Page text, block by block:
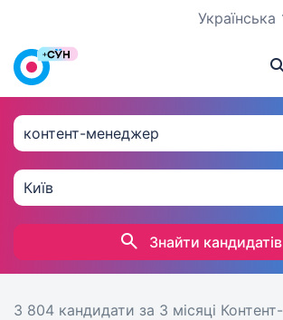
Українська
Знайти кандидатів
3 804 кандидати за 3 місяці Контент-